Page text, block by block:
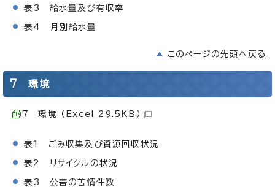
表3 給水量及び有収率
表4 月別給水量
このページの先頭へ戻る
7 環境
7 環境 （Excel 29.5KB）
表1 ごみ収集及び資源回収状況
表2 リサイクルの状況
表3 公害の苦情件数